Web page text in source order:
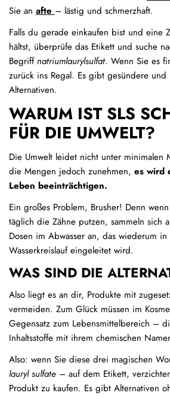
Sie an afte – lästig und schmerzhaft.
Falls du gerade einkaufen bist und eine
hältst, überprüfe das Etikett und suche
Begriff natriumlaurylsulfat. Wenn Sie es
zurück ins Regal. Es gibt gesündere
Alternativen.
WARUM IST SLS
FÜR DIE UMWELT?
Die Umwelt leidet nicht unter minimalen
die Mengen jedoch zunehmen, es wird
Leben beeinträchtigen.
Ein großes Problem, Brusher! Denn
täglich die Zähne putzen, sammeln sich
Dosen im Abwasser an, das wiederum
Wasserkreislauf eingeleitet wird.
WAS SIND DIE
Also liegt es an dir, Produkte mit
vermeiden. Zum Glück müssen im
Gegensatz zum Lebensmittelbereich –
Inhaltsstoffe mit ihrem chemischen
Also: wenn Sie diese drei magischen
lauryl sulfate – auf dem Etikett,
Produkt zu kaufen. Es gibt Alternativen